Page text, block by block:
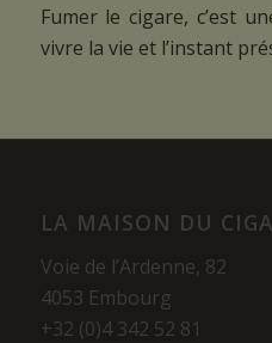
Fumer le cigare, c’est
vivre la vie et l’instant
LA MAISON DU
Voie de l’Ardenne, 82
4053 Embourg
+32 (0)4 342 52 81